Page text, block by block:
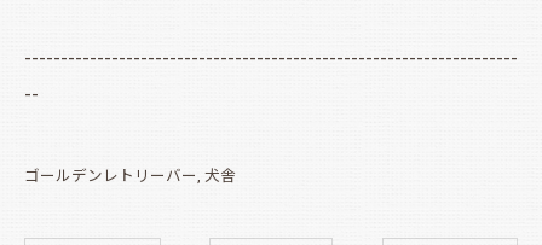
--------------------------------------------------------------------
--
ゴールデンレトリーバー 犬舎